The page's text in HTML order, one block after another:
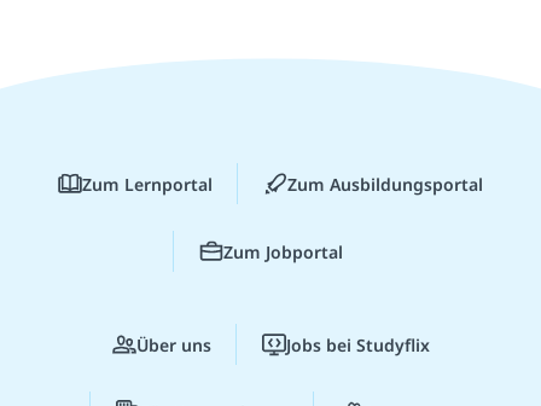
Zum Lernportal Zum Ausbildungsportal
Zum Jobportal
Über uns Jobs bei Studyflix